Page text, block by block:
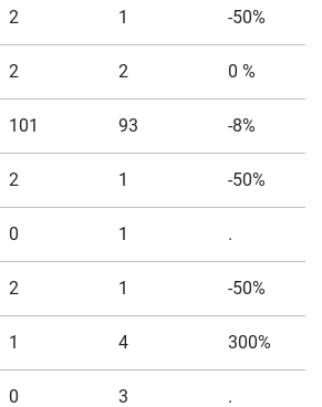
2 1 -50%
2 2 0 %
101 93 -8%
2 1 -50%
0 1 .
2 1 -50%
1 4 300%
0 3 .